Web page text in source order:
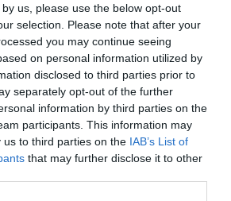
us, please use the below opt-out
selection. Please note that after your
you may continue seeing
on personal information utilized by
disclosed to third parties prior to
separately opt-out of the further
information by third parties on the
participants. This information may
us to third parties on the IAB’s List of
that may further disclose it to other
RÉPONDRE
:
30 novembre 2016 -
10 h 04 min
prise de conscience…